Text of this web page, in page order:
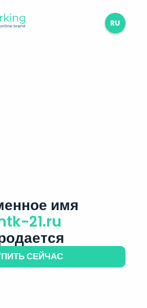
RU
имя
21.ru
СЕЙЧАС